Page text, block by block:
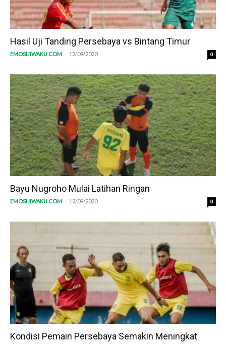
Hasil Uji Tanding Persebaya vs Bintang Timur
EMOSIJIWAKU.COM - 12/09/2020 0
Bayu Nugroho Mulai Latihan Ringan
EMOSIJIWAKU.COM - 12/09/2020 0
Kondisi Pemain Persebaya Semakin Meningkat